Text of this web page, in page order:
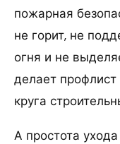
пожарная
не горит, не
огня и не
делает
круга
А простота